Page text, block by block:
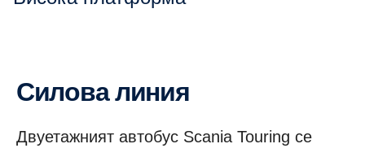
Силова линия
Двуетажният автобус Scania Touring се